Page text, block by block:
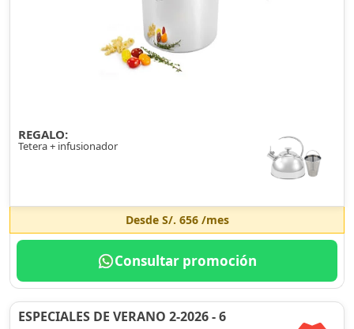
REGALO:
Tetera + infusionador
Desde S/. 656/mes
Consultar promoción
ESPECIALES DE VERANO 2-2026 - 6